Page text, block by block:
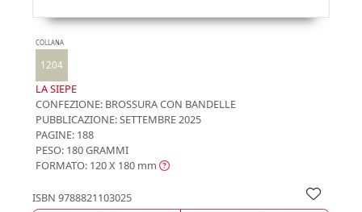
COLLANA
1204
LA SIEPE
CONFEZIONE: BROSSURA CON BANDELLE
PUBBLICAZIONE:SETTEMBRE 2025
PAGINE: 188
PESO: 180 GRAMMI
FORMATO: 120 X 180 mm
ISBN 9788821103025